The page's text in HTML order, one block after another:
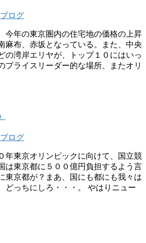
ログ
今年の東京圏内の住宅地の価格の上昇
麻布、赤坂となっている。また、中央
の湾岸エリヤが、トップ１０にはいっ
プライスリーダー的な場所、またオリ
ログ
年東京オリンピックに向けて、国立競
は東京都に５００億円負担するよう言
東京都が？まあ、国にも都にも我々は
どっちにしろ・・・。 やはりニュー